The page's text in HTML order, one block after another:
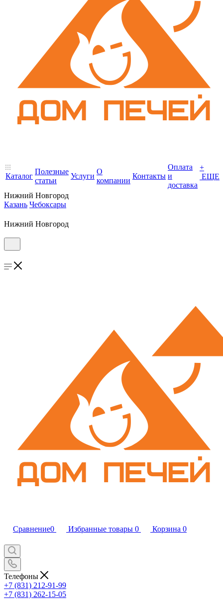
Каталог
Полезные
статьи
Услуги
О
компании
Контакты
Оплата
и
доставка
+
ЕЩЕ
Нижний Новгород
Казань Чебоксары
Нижний Новгород
Сравнение0 Избранные товары 0 Корзина 0
Телефоны
+7 (831) 212-91-99
+7 (831) 262-15-05